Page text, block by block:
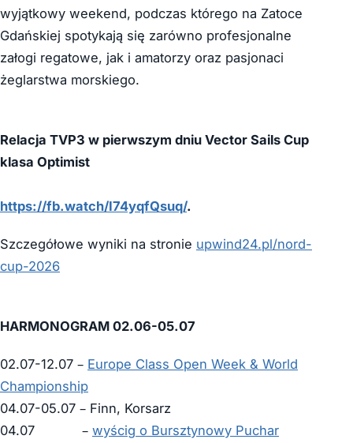
wyjątkowy weekend, podczas którego na Zatoce
Gdańskiej spotykają się zarówno profesjonalne
załogi regatowe, jak i amatorzy oraz pasjonaci
żeglarstwa morskiego.
Relacja TVP3 w pierwszym dniu Vector Sails Cup
klasa Optimist
https://fb.watch/I74yqfQsuq/.
Szczegółowe wyniki na stronie upwind24.pl/nord-
cup-2026
HARMONOGRAM 02.06-05.07
02.07-12.07 – Europe Class Open Week & World
Championship
04.07-05.07 – Finn, Korsarz
04.07 – wyścig o Bursztynowy Puchar